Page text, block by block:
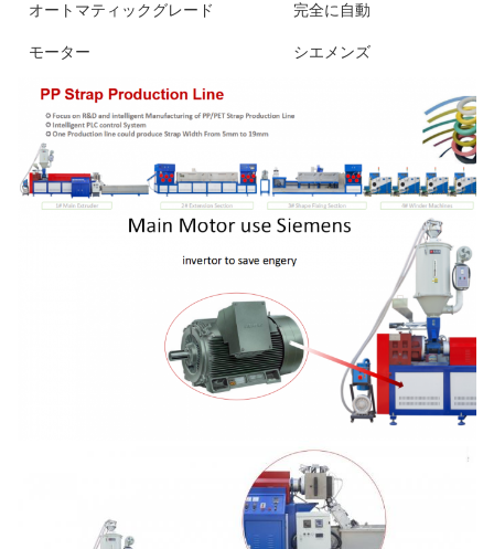
オートマティックグレード 完全に自動
モーター シエメンズ